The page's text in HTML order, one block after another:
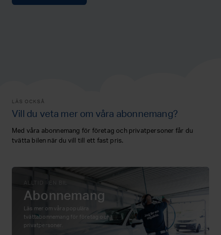
LÄS OCKSÅ
Vill du veta mer om våra abonnemang?
Med våra abonnemang för företag och privatpersoner får du
tvätta bilen när du vill till ett fast pris.
ALLTID REN BIL
Abonnemang
Läs mer om våra populära
tvättabonnemang för företag och
privatpersoner.